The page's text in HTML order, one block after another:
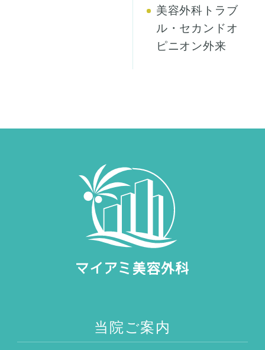
美容外科トラブ
ル・セカンドオ
ピニオン外来
当院ご案内